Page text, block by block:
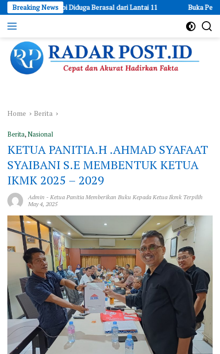
Skip
to
content
Breaking News
Api Diduga Berasal dari Lantai 11 Buka Peluang Usaha:
dan
Akurat
Hadirkan
Fakta
Home Berita
Berita,Nasional
KETUA PANITIA.H .AHMAD SYAFAAT
SYAIBANI S.E MEMBENTUK KETUA
IKMK 2025 – 2029
Admin - Ketua Panitia Memberikan Buku Kepada Ketua Ikmk Terpilih
May 4, 2025